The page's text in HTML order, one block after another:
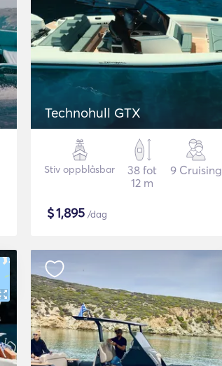
Technohull GTX
Stiv oppblåsbar
38 fot
12 m
9 Cruising
$1,895 /dag